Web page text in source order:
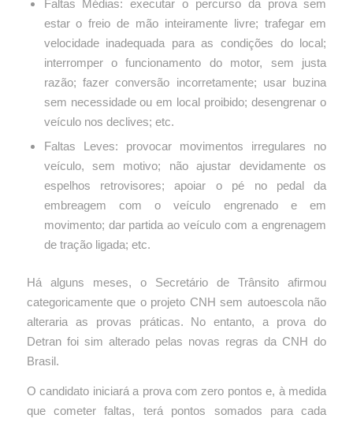
Faltas Médias: executar o percurso da prova sem
estar o freio de mão inteiramente livre; trafegar em
velocidade inadequada para as condições do local;
interromper o funcionamento do motor, sem justa
razão; fazer conversão incorretamente; usar buzina
sem necessidade ou em local proibido; desengrenar o
veículo nos declives; etc.
Faltas Leves: provocar movimentos irregulares no
veículo, sem motivo; não ajustar devidamente os
espelhos retrovisores; apoiar o pé no pedal da
embreagem com o veículo engrenado e em
movimento; dar partida ao veículo com a engrenagem
de tração ligada; etc.
Há alguns meses, o Secretário de Trânsito afirmou
categoricamente que o projeto CNH sem autoescola não
alteraria as provas práticas. No entanto, a prova do
Detran foi sim alterado pelas novas regras da CNH do
Brasil.
O candidato iniciará a prova com zero pontos e, à medida
que cometer faltas, terá pontos somados para cada